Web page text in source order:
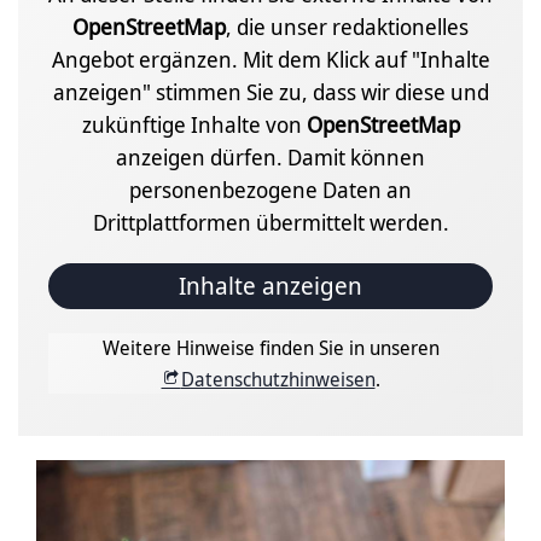
OpenStreetMap, die unser redaktionelles
Angebot ergänzen. Mit dem Klick auf "Inhalte
anzeigen" stimmen Sie zu, dass wir diese und
zukünftige Inhalte von OpenStreetMap
anzeigen dürfen. Damit können
personenbezogene Daten an
Drittplattformen übermittelt werden.
Inhalte anzeigen
Weitere Hinweise finden Sie in unseren
Datenschutzhinweisen.